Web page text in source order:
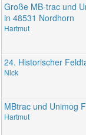
Große MB-trac und
in 48531 Nordhorn
Hartmut
24. Historischer
Nick
MBtrac und Unimog
Hartmut